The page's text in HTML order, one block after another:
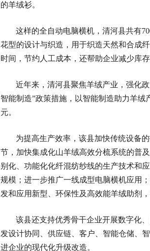
的羊绒衫。
这样的全自动电脑横机，清河县共有
花型的设计与织造，用于织造天然和合成
时间，节约人工成本，还帮助企业减少库存
近年来，清河县聚焦羊绒产业，强化
智能制造”政策措施，以智能制造助力羊绒
元。
为提高生产效率，该县加快传统设备
节，加快集成化山羊绒高效分梳系统的普
别化、功能化化纤混纺纱线的生产技术和
规模；进一步推广一线成型电脑横机应用
发和应用新型、环保性及高效能羊绒助剂
该县还支持优秀骨干企业开展数字化
发设计协同、供应链、客户、智能仓储、
进企业的现代化升级改造。